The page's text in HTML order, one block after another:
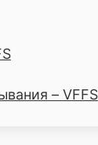
– VFFS